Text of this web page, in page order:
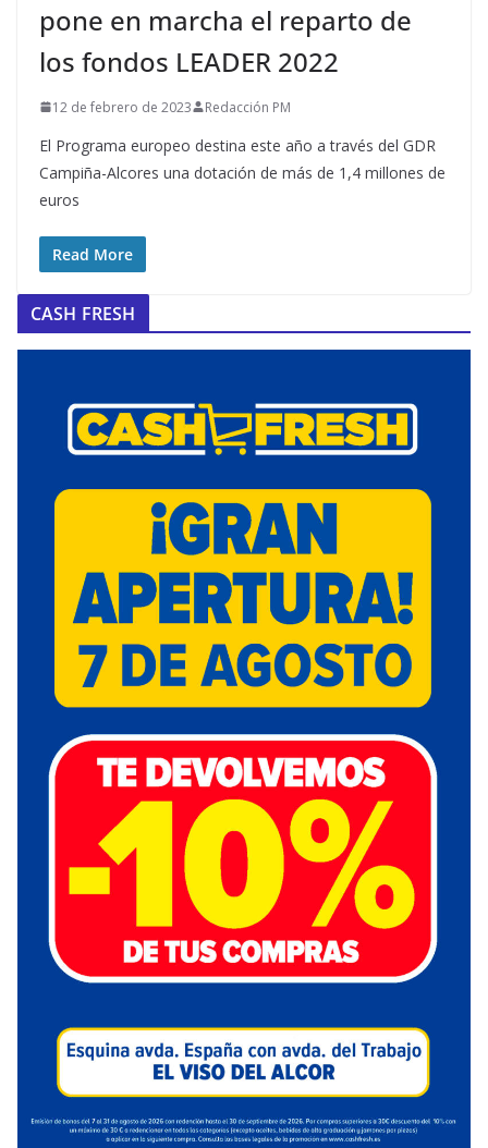
pone en marcha el reparto de
los fondos LEADER 2022
12 de febrero de 2023 Redacción PM
El Programa europeo destina este año a través del GDR
Campiña-Alcores una dotación de más de 1,4 millones de
euros
Read More
CASH FRESH